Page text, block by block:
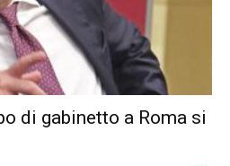
di gabinetto a Roma si